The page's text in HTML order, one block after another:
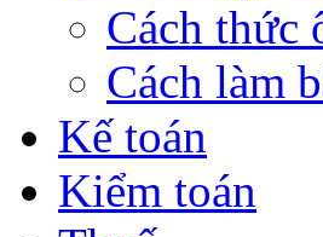
Cách thức
Cách làm
Kế toán
Kiểm toán